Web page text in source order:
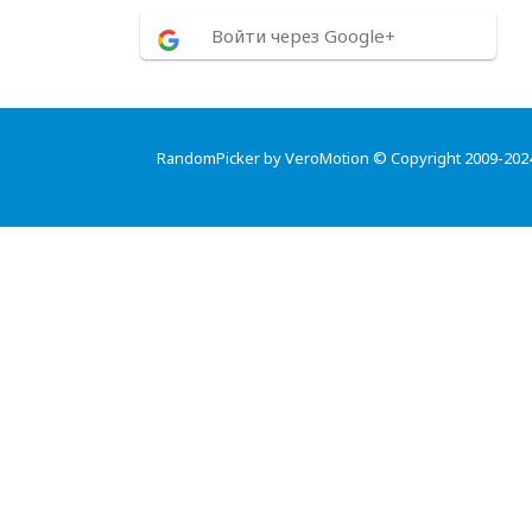
Войти через Google+
RandomPicker by VeroMotion © Copyright 2009-